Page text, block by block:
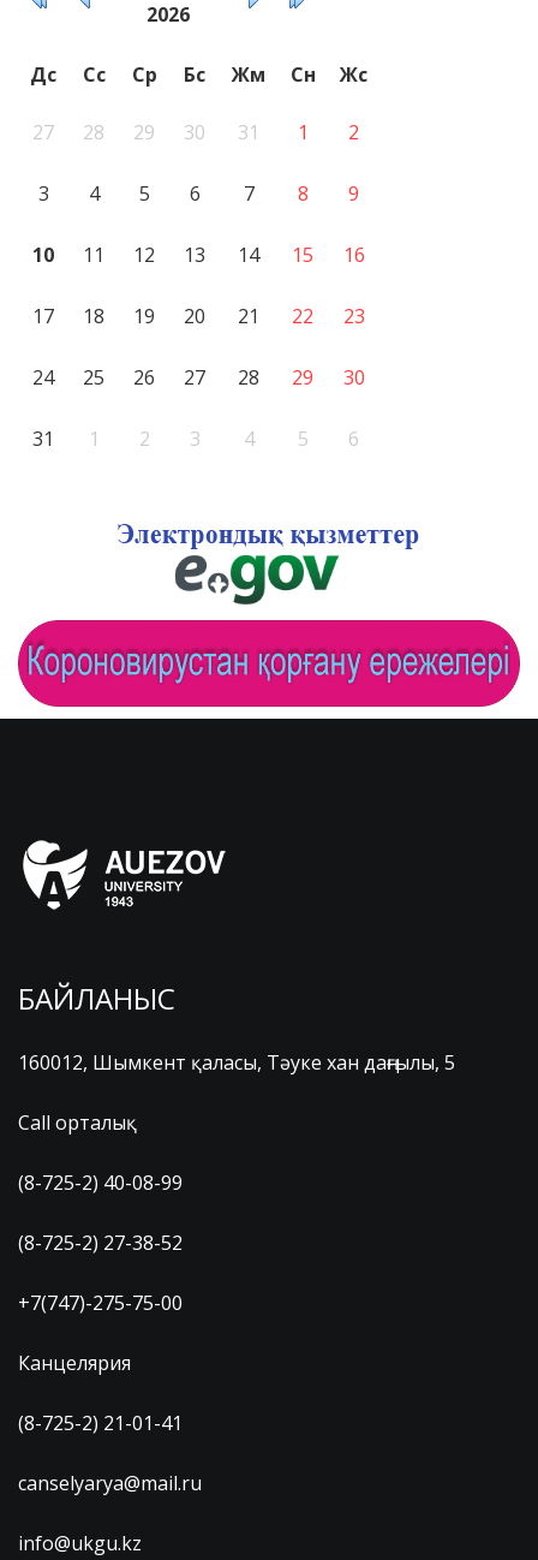
2026
Дс Сс Ср Бс Жм Сн Жс
27 28 29 30 31 1 2
3 4 5 6 7 8 9
10 11 12 13 14 15 16
17 18 19 20 21 22 23
24 25 26 27 28 29 30
31 1 2 3 4 5 6
БАЙЛАНЫС
160012, Шымкент қаласы, Тәуке хан даңғылы, 5
Call орталық
(8-725-2) 40-08-99
(8-725-2) 27-38-52
+7(747)-275-75-00
Канцелярия
(8-725-2) 21-01-41
canselyarya@mail.ru
info@ukgu.kz